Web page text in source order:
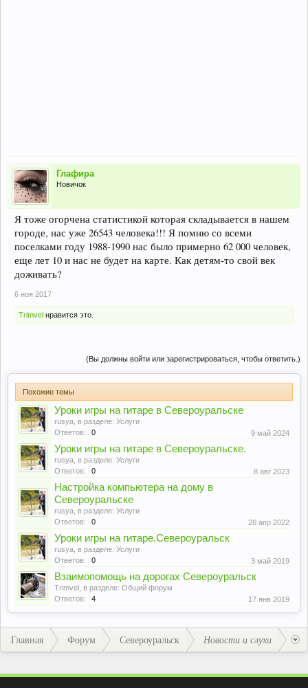
Глафира
Новичок
Я тоже огорчена статистикой которая складывается в нашем
городе, нас уже 26543 человека!!! Я помню со всеми
поселками году 1988-1990 нас было примерно 62 000 человек,
еще лет 10 и нас не будет на карте. Как детям-то свой век
доживать?
6 ноя 2017
Trimvel нравится это.
(Вы должны войти или зарегистрироваться, чтобы ответить.)
Похожие темы
Уроки игры на гитаре в Североуральске
rusya , в разделе: Услуги
Ответов:
0 9 май 2024
Уроки игры на гитаре в Североуральске.
rusya , в разделе: Услуги
Ответов:
0 8 авг 2023
Настройка компьютера на дому в
Североуральске
rusya , в разделе: Услуги
Ответов:
0 26 апр 2022
Уроки игры на гитаре.Североуральск
rusya , в разделе: Услуги
Ответов:
0 3 май 2019
Взаимопомощь на дорогах Североуральск
Trimvel , в разделе: Общий форум
Ответов:
4 17 янв 2019
Главная Форум Североуральск Новости и слухи